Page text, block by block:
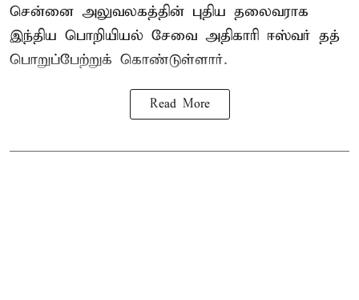
சென்னை அலுவலகத்தின் புதிய தலைவராக
இந்திய பொறியியல் சேவை அதிகாரி ஈஸ்வர் தத்
பொறுப்பேற்றுக் கொண்டுள்ளார்.
Read More